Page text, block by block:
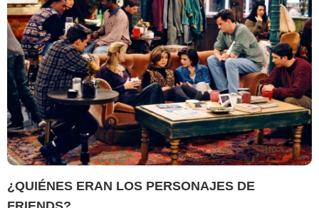
¿QUIÉNES ERAN LOS PERSONAJES DE